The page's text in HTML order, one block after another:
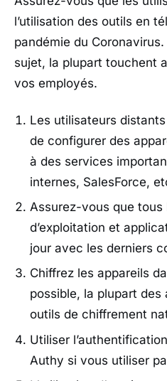
l’utilisation des outils en
pandémie du Coronavirus.
sujet, la plupart touchent
vos employés.
Les utilisateurs
de configurer des
à des services
internes, SalesForce,
Assurez-vous que
d’exploitation et
jour avec les derniers
Chiffrez les appareils
possible, la plupart des
outils de chiffrement
Utiliser
Authy si vous utiliser